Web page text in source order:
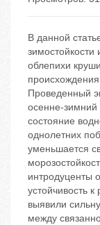
В данной
зимостойкости
облепихи
Проведенный
осенне-зимний
состояние
однолетних
уменьшается
интродуценты
устойчивость
выявили
между